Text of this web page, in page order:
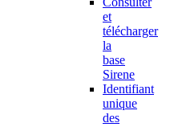
et
télécharger
la
base
Sirene
Identifiant
unique
des